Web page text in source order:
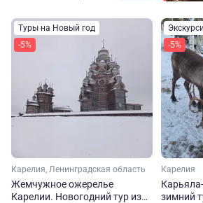
Туры на Новый год
-5%
Карелия, Ленинградская область
Жемчужное ожерелье
Карелии. Новогодний тур из
-5%
Карелия
зимний